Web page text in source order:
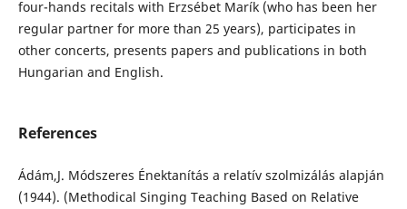
four-hands recitals with Erzsébet Marík (who has been her
regular partner for more than 25 years), participates in
other concerts, presents papers and publications in both
Hungarian and English.
References
Ádám,J. Módszeres Énektanítás a relatív szolmizálás alapján
(1944). (Methodical Singing Teaching Based on Relative